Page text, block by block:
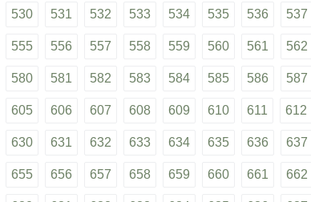
530 531 532 533 534 535 536 537
555 556 557 558 559 560 561 562
580 581 582 583 584 585 586 587
605 606 607 608 609 610 611 612
630 631 632 633 634 635 636 637
655 656 657 658 659 660 661 662